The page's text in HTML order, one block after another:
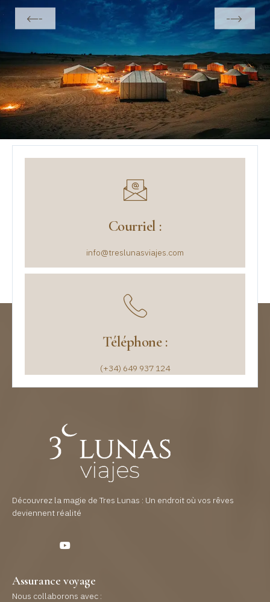
Courriel :
info@treslunasviajes.com
Téléphone :
(+34) 649 937 124
Découvrez la magie de Tres Lunas : Un endroit où vos rêves
deviennent réalité
Assurance voyage
Nous collaborons avec :